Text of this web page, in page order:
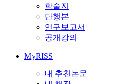
학술지
단행본
연구보고서
공개강의
MyRISS
내 추천논문